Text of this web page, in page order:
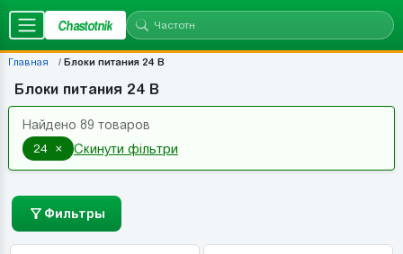
Chastotnik
Главная Блоки питания 24 В
Блоки питания 24 В
Найдено 89 товаров
24 × Скинути фільтри
Фильтры